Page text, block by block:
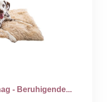
- Beruhigende...